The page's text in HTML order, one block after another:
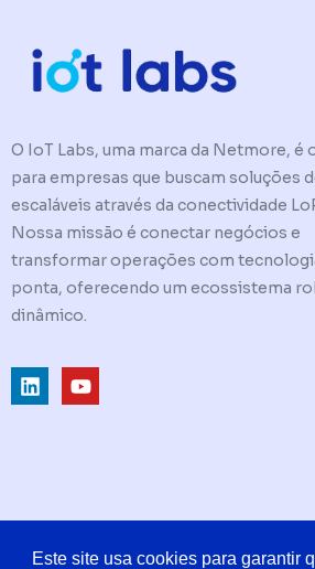
Este site usa cookies para garantir
O IoT Labs, uma marca da Netmore, é
para empresas que buscam soluções
escaláveis através da conectividade
Nossa missão é conectar negócios e
transformar operações com
ponta, oferecendo um ecossistema
dinâmico.
L
i
n
Y
o
© 2019 - 2025 TODOS OS DIREITOS